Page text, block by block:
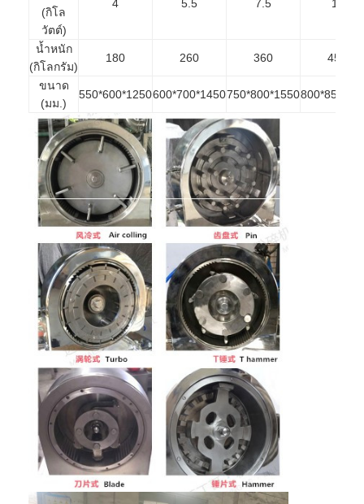
บ้าน
ผลิตภัณฑ์
เกี่ยวกับเรา
ทัวร์โรงงาน
ควบคุมคุณภาพ
ติดต่อเรา
(กิโล
วัตต์)
4 5.5 7.5 11
น้ำหนัก
(กิโลกรัม)
180 260 360 450
ขนาด
(มม.)
550*600*1250600*700*1450750*800*1550